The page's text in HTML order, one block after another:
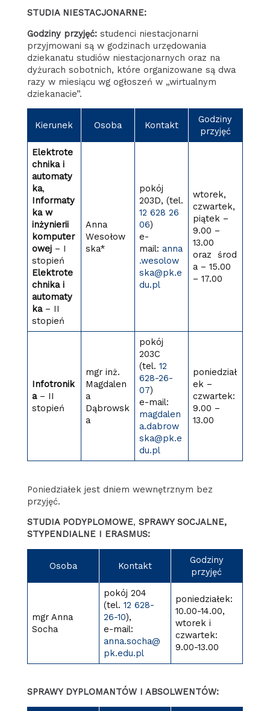
STUDIA NIESTACJONARNE:
Godziny przyjęć:studenci niestacjonarni
przyjmowani są w godzinach urzędowania
dziekanatu studiów niestacjonarnych oraz na
dyżurach sobotnich, które organizowane są dwa
razy w miesiącu wg ogłoszeń w „wirtualnym
dziekanacie”.
Kierunek Osoba Kontakt
Godziny
przyjęć
Elektrote
chnika i
automaty
ka,
Informaty
ka w
inżynierii
komputer
owej – I
stopień
Elektrote
chnika i
automaty
ka– II
stopień
Anna
Wesołow
ska*
pokój
203D, (tel.
12 628 26
06)
e-
mail: anna
.wesolow
ska@pk.e
du.pl
wtorek,
czwartek,
piątek –
9.00 –
13.00
oraz środ
a – 15.00
– 17.00
Infotronik
a– II
stopień
mgr inż.
Magdalen
a
Dąbrowsk
a
pokój
203C
(tel.12
628-26-
07)
e-mail:
magdalen
a.dabrow
ska@pk.e
du.pl
poniedział
ek –
czwartek:
9.00 –
13.00
Poniedziałek jest dniem wewnętrznym bez
przyjęć.
STUDIA PODYPLOMOWE, SPRAWY SOCJALNE,
STYPENDIALNE I ERASMUS:
Osoba Kontakt
Godziny
przyjęć
mgr Anna
Socha
pokój 204
(tel.12 628-
26-10),
e-mail:
anna.socha@
pk.edu.pl
poniedziałek:
10.00-14.00,
wtorek i
czwartek:
9.00-13.00
SPRAWY DYPLOMANTÓW I ABSOLWENTÓW: